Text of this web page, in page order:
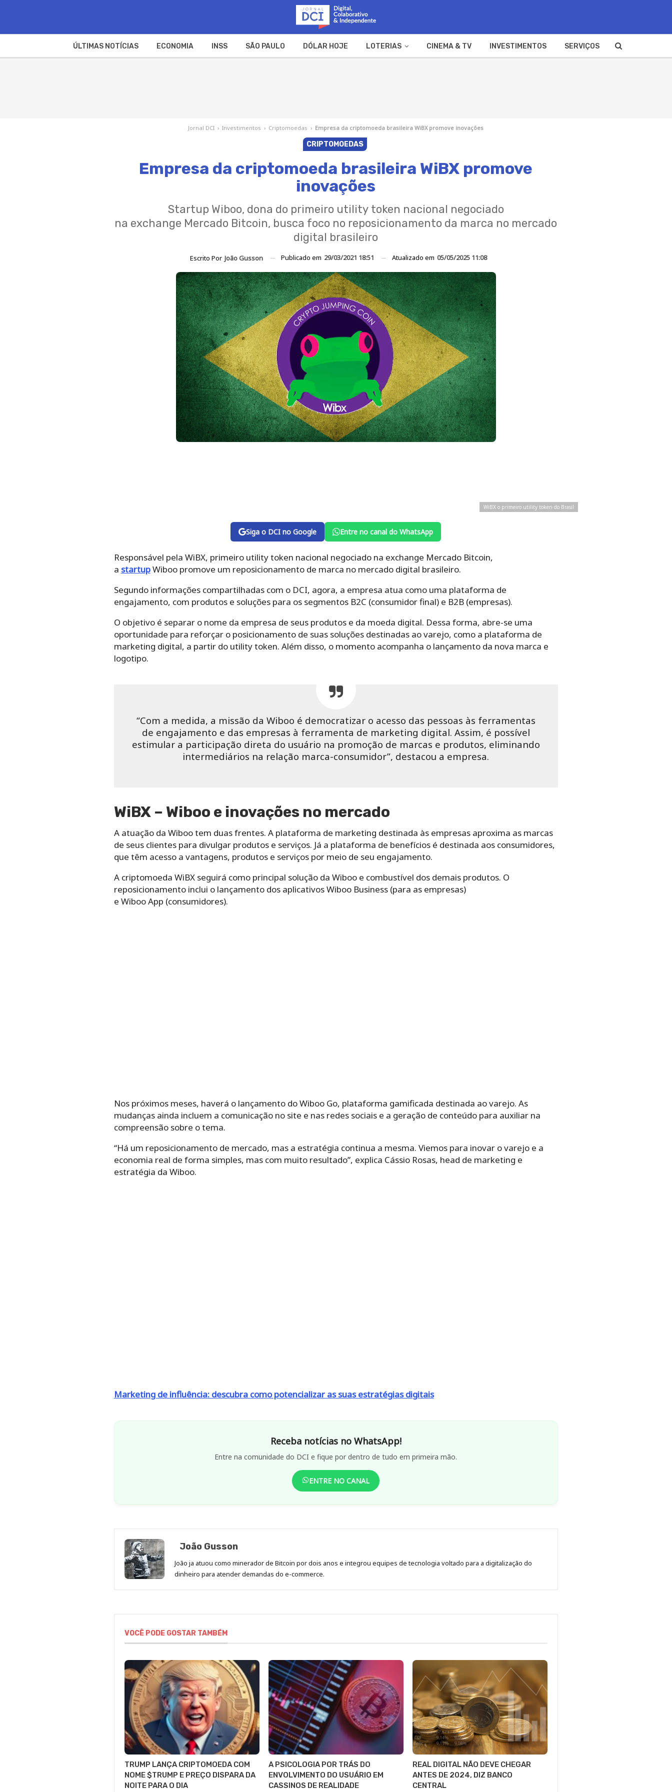
ÚLTIMAS NOTÍCIAS ECONOMIA INSS SÃO PAULO DÓLAR HOJE LOTERIAS CINEMA & TV INVESTIMENTOS SERVIÇOS
Jornal DCI › Investimentos › Criptomoedas › Empresa da criptomoeda brasileira WiBX promove inovações
CRIPTOMOEDAS
Empresa da criptomoeda brasileira WiBX promove
inovações
Startup Wiboo, dona do primeiro utility token nacional negociado
na exchange Mercado Bitcoin, busca foco no reposicionamento da marca no mercado
digital brasileiro
Escrito Por João Gusson Publicado em 29/03/2021 18:51 Atualizado em 05/05/2025 11:08
WiBX o primeiro utility token do Brasil
Siga o DCI no Google Entre no canal do WhatsApp
Responsável pela WiBX, primeiro utility token nacional negociado na exchange Mercado Bitcoin,
a startupWiboo promove um reposicionamento de marca no mercado digital brasileiro.
Segundo informações compartilhadas com o DCI, agora, a empresa atua como uma plataforma de
engajamento, com produtos e soluções para os segmentos B2C (consumidor final) e B2B (empresas).
O objetivo é separar o nome da empresa de seus produtos e da moeda digital. Dessa forma, abre-se uma
oportunidade para reforçar o posicionamento de suas soluções destinadas ao varejo, como a plataforma de
marketing digital, a partir do utility token. Além disso, o momento acompanha o lançamento da nova marca e
logotipo.
“Com a medida, a missão da Wiboo é democratizar o acesso das pessoas às ferramentas
de engajamento e das empresas à ferramenta de marketing digital. Assim, é possível
estimular a participação direta do usuário na promoção de marcas e produtos, eliminando
intermediários na relação marca-consumidor”, destacou a empresa.
WiBX – Wiboo e inovações no mercado
A atuação da Wiboo tem duas frentes. A plataforma de marketing destinada às empresas aproxima as marcas
de seus clientes para divulgar produtos e serviços. Já a plataforma de benefícios é destinada aos consumidores,
que têm acesso a vantagens, produtos e serviços por meio de seu engajamento.
A criptomoeda WiBX seguirá como principal solução da Wiboo e combustível dos demais produtos. O
reposicionamento inclui o lançamento dos aplicativos Wiboo Business (para as empresas)
e Wiboo App (consumidores).
Nos próximos meses, haverá o lançamento do Wiboo Go, plataforma gamificada destinada ao varejo. As
mudanças ainda incluem a comunicação no site e nas redes sociais e a geração de conteúdo para auxiliar na
compreensão sobre o tema.
“Há um reposicionamento de mercado, mas a estratégia continua a mesma. Viemos para inovar o varejo e a
economia real de forma simples, mas com muito resultado”, explica Cássio Rosas, head de marketing e
estratégia da Wiboo.
Marketing de influência: descubra como potencializar as suas estratégias digitais
Receba notícias no WhatsApp!
Entre na comunidade do DCI e fique por dentro de tudo em primeira mão.
ENTRE NO CANAL
João Gusson
João ja atuou como minerador de Bitcoin por dois anos e integrou equipes de tecnologia voltado para a digitalização do
dinheiro para atender demandas do e-commerce.
VOCÊ PODE GOSTAR TAMBÉM
TRUMP LANÇA CRIPTOMOEDA COM
NOME $TRUMP E PREÇO DISPARA DA
NOITE PARA O DIA
A PSICOLOGIA POR TRÁS DO
ENVOLVIMENTO DO USUÁRIO EM
CASSINOS DE REALIDADE
REAL DIGITAL NÃO DEVE CHEGAR
ANTES DE 2024, DIZ BANCO
CENTRAL